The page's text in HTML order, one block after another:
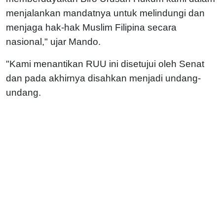
menjalankan mandatnya untuk melindungi dan
menjaga hak-hak Muslim Filipina secara
nasional," ujar Mando.
"Kami menantikan RUU ini disetujui oleh Senat
dan pada akhirnya disahkan menjadi undang-
undang.